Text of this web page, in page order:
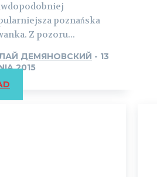
poznańska
Z pozoru...
ДЕМЯНОВСКИЙ - 13
2015